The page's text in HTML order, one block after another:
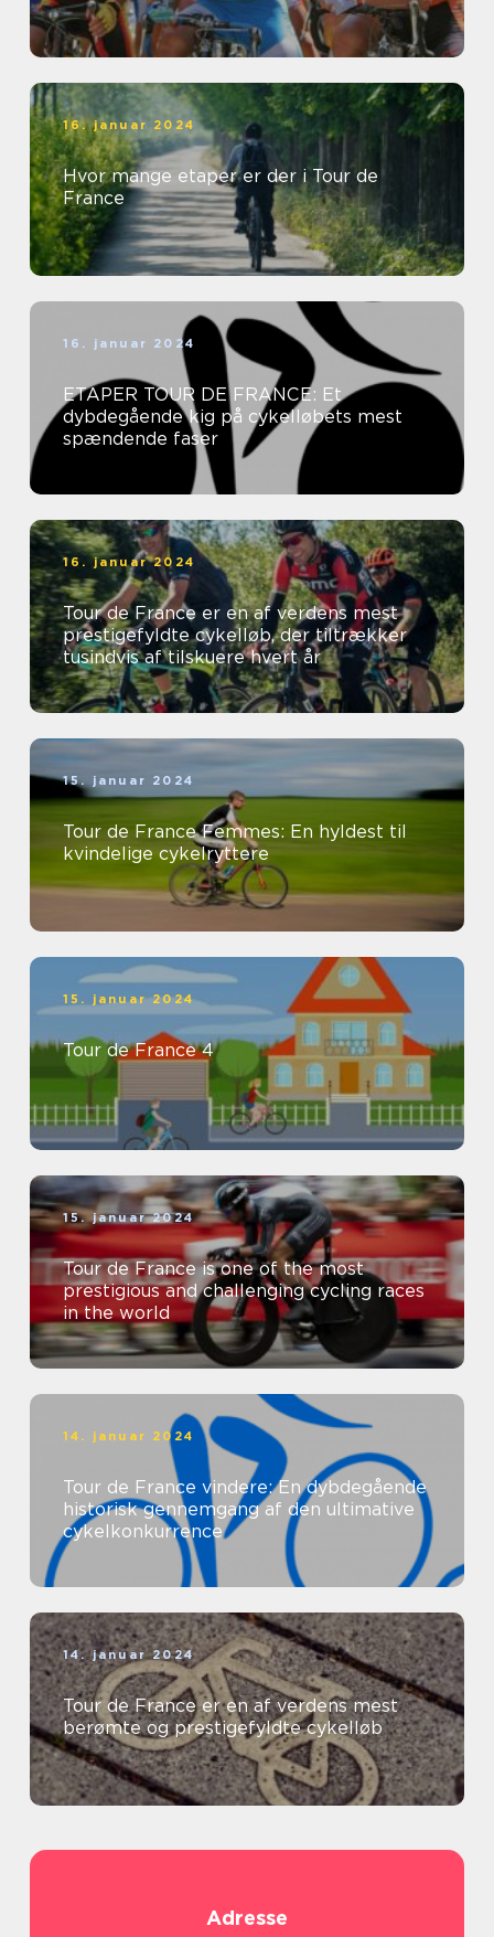
16. januar 2024
Hvor mange etaper er der i Tour de
France
16. januar 2024
ETAPER TOUR DE FRANCE: Et
dybdegående kig på cykelløbets mest
spændende faser
16. januar 2024
Tour de France er en af verdens mest
prestigefyldte cykelløb, der tiltrækker
tusindvis af tilskuere hvert år
15. januar 2024
Tour de France Femmes: En hyldest til
kvindelige cykelryttere
15. januar 2024
Tour de France 4
15. januar 2024
Tour de France is one of the most
prestigious and challenging cycling races
in the world
14. januar 2024
Tour de France vindere: En dybdegående
historisk gennemgang af den ultimative
cykelkonkurrence
14. januar 2024
Tour de France er en af verdens mest
berømte og prestigefyldte cykelløb
Adresse